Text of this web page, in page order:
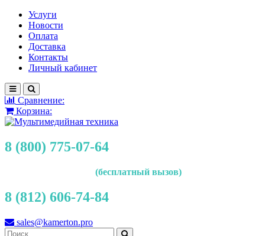
Услуги
Новости
Оплата
Доставка
Контакты
Личный кабинет
Сравнение:
Корзина:
8 (800) 775-07-64
(бесплатный вызов)
8 (812) 606-74-84
sales@kamerton.pro